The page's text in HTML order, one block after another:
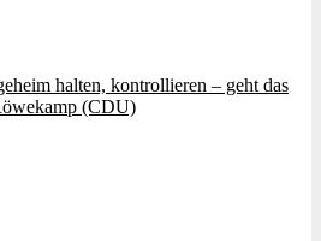
halten, kontrollieren – geht das
(CDU)